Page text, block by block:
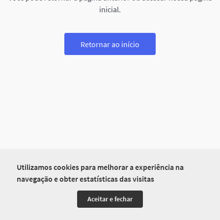
Utilizamos cookies para melhorar a experiência na
navegação e obter estatísticas das visitas
Aceitar e fechar
inicial.
Retornar ao início